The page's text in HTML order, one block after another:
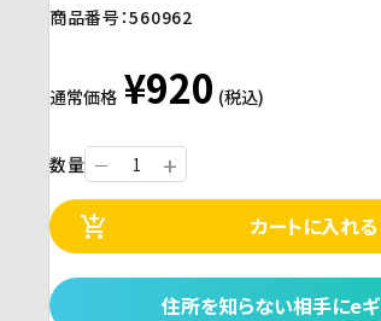
商品番号：560962
通常価格 ¥920 (税込)
数量 ー +
add_shopping_cart カートに入れる
住所を知らない相手にe